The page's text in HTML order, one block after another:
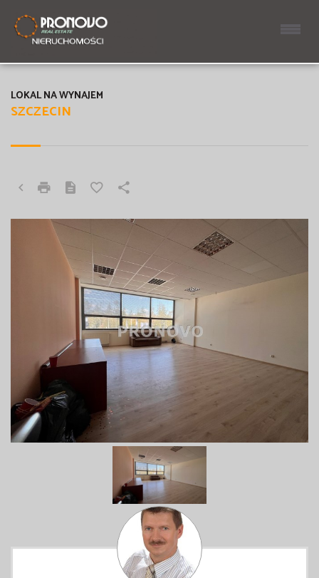
SZCZECIN
LOKAL NA WYNAJEM